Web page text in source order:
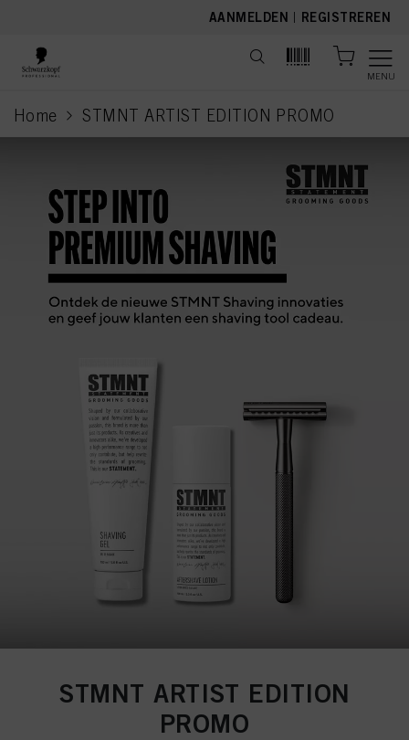
AANMELDEN | REGISTREREN
MENU
Home STMNT ARTIST EDITION PROMO
current page
STMNT ARTIST EDITION
PROMO